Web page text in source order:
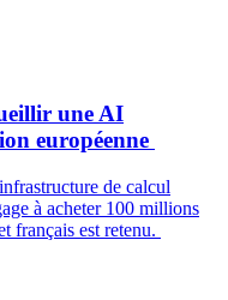
une AI
européenne
de calcul
à acheter 100 millions
français est retenu.